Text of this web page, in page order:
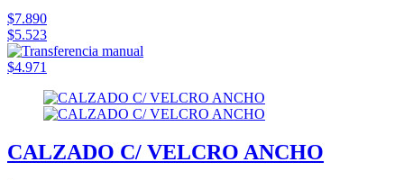
$7.890
$5.523
$4.971
CALZADO C/ VELCRO ANCHO